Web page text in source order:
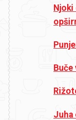
Njoki
Buče
Juha